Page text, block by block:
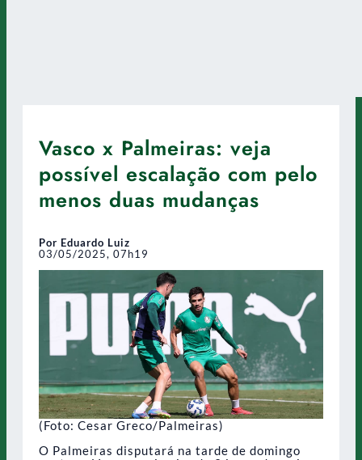
Vasco x Palmeiras: veja
possível escalação com pelo
menos duas mudanças
Por Eduardo Luiz
03/05/2025, 07h19
(Foto: Cesar Greco/Palmeiras)
O Palmeiras disputará na tarde de domingo